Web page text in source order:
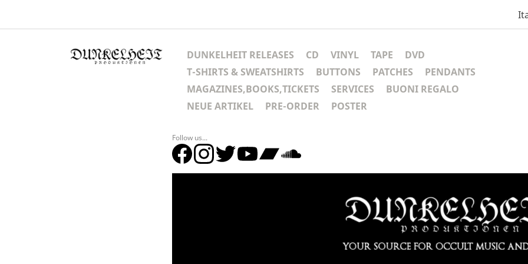
DUNKELHEIT RELEASES CD VINYL TAPE
DVD
T-SHIRTS & SWEATSHIRTS
BUTTONS PATCHES
PENDANTS
MAGAZINES,BOOKS,TICKETS
SERVICES
BUONI REGALO
NEUE ARTIKEL
PRE-ORDER POSTER
Follow us...